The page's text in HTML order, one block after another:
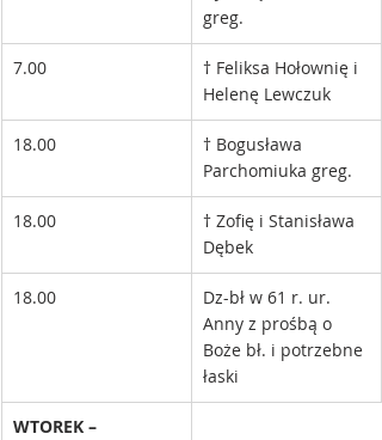
greg.
7.00
† Feliksa Hołownię i
Helenę Lewczuk
18.00
† Bogusława
Parchomiuka greg.
18.00
† Zofię i Stanisława
Dębek
18.00
Dz-bł w 61 r. ur.
Anny z prośbą o
Boże bł. i potrzebne
łaski
WTOREK –